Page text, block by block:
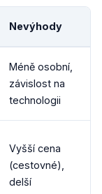
Nevýhody
Méně osobní,
závislost na
technologii
Vyšší cena
(cestovné),
delší